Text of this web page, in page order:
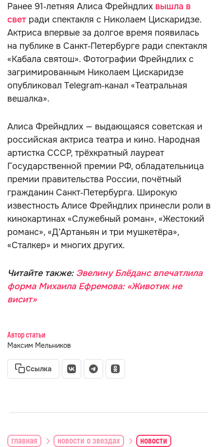
Ранее 91‑летняя Алиса Фрейндлих вышла в
свет ради спектакля с Николаем Цискаридзе.
Актриса впервые за долгое время появилась
на публике в Санкт‑Петербурге ради спектакля
«Кабала святош». Фотографии Фрейндлих с
загримированным Николаем Цискаридзе
опубликовал Telegram‑канал «Театральная
вешалка».
Алиса Фрейндлих — выдающаяся советская и
российская актриса театра и кино. Народная
артистка СССР, трёхкратный лауреат
Государственной премии РФ, обладательница
премии правительства России, почётный
гражданин Санкт‑Петербурга. Широкую
известность Алисе Фрейндлих принесли роли в
кинокартинах «Служебный роман», «Жестокий
романс», «Д’Артаньян и три мушкетёра»,
«Сталкер» и многих других.
Читайте также: Эвелину Блёданс впечатлила
форма Михаила Ефремова: «Животик не
висит»
Автор статьи
Максим Мельников
Ссылка
главная новости о звездах новости